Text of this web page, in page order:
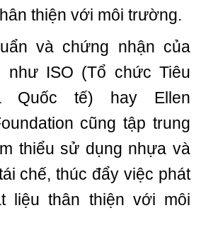
thiện với môi trường.
và chứng nhận của
như ISO (Tổ chức Tiêu
Quốc tế) hay Ellen
cũng tập trung
thiểu sử dụng nhựa và
chế, thúc đẩy việc phát
liệu thân thiện với môi